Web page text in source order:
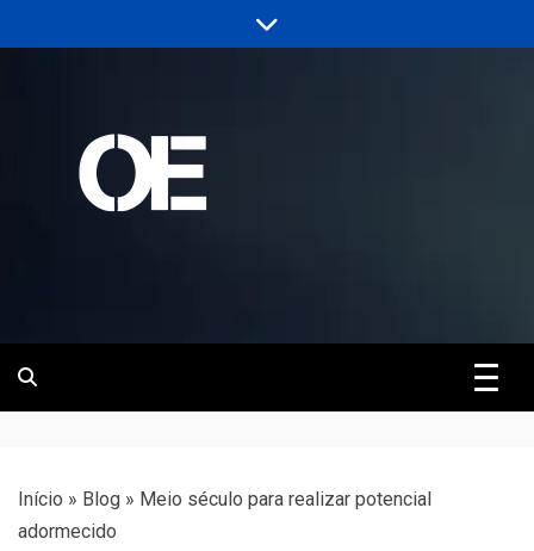
to
Revista | O
Empreiteiro
Início » Blog » Meio século para realizar potencial
adormecido